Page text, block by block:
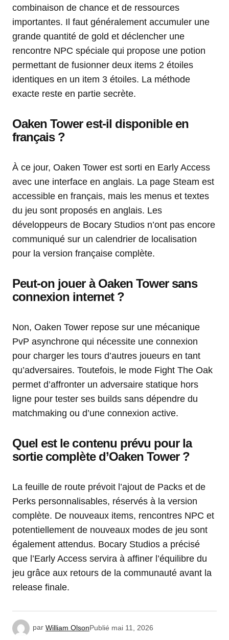
combinaison de chance et de ressources
importantes. Il faut généralement accumuler une
grande quantité de gold et déclencher une
rencontre NPC spéciale qui propose une potion
permettant de fusionner deux items 2 étoiles
identiques en un item 3 étoiles. La méthode
exacte reste en partie secrète.
Oaken Tower est-il disponible en
français ?
À ce jour, Oaken Tower est sorti en Early Access
avec une interface en anglais. La page Steam est
accessible en français, mais les menus et textes
du jeu sont proposés en anglais. Les
développeurs de Bocary Studios n’ont pas encore
communiqué sur un calendrier de localisation
pour la version française complète.
Peut-on jouer à Oaken Tower sans
connexion internet ?
Non, Oaken Tower repose sur une mécanique
PvP asynchrone qui nécessite une connexion
pour charger les tours d’autres joueurs en tant
qu’adversaires. Toutefois, le mode Fight The Oak
permet d’affronter un adversaire statique hors
ligne pour tester ses builds sans dépendre du
matchmaking ou d’une connexion active.
Quel est le contenu prévu pour la
sortie complète d’Oaken Tower ?
La feuille de route prévoit l’ajout de Packs et de
Perks personnalisables, réservés à la version
complète. De nouveaux items, rencontres NPC et
potentiellement de nouveaux modes de jeu sont
également attendus. Bocary Studios a précisé
que l’Early Access servira à affiner l’équilibre du
jeu grâce aux retours de la communauté avant la
release finale.
par William OlsonPublié mai 11, 2026